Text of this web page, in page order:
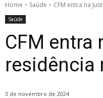
Home Saúde CFM entra na
Saúde
CFM entra
residência
3 de novembro de 2024